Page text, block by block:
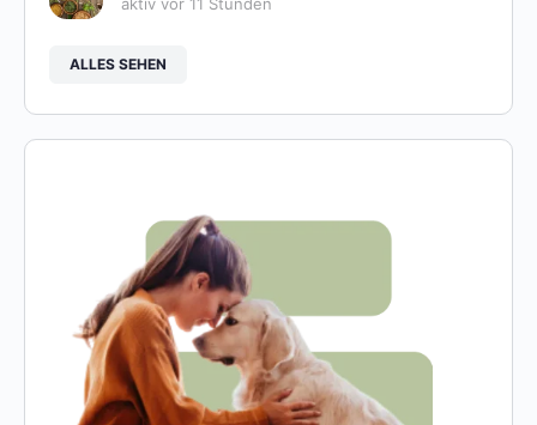
aktiv vor 11 Stunden
ALLES SEHEN